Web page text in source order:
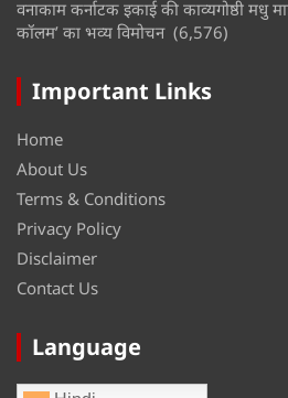
वनाकाम कर्नाटक इकाई की काव्यगोष्ठी मधु
कॉलम’ का भव्य विमोचन (6,576)
Important Links
Home
About Us
Terms & Conditions
Privacy Policy
Disclaimer
Contact Us
Language